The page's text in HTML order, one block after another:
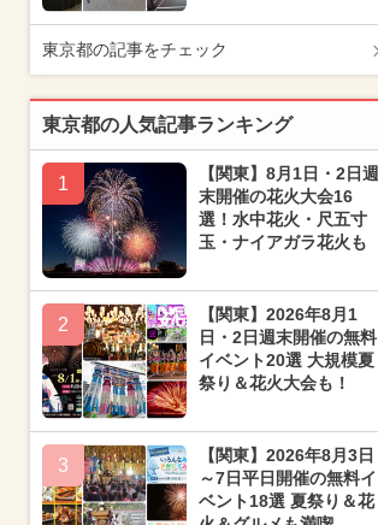
東京都の記事をチェック
東京都の人気記事ランキング
1
【関東】8月1日・2日週
末開催の花火大会16
選！水中花火・尺五寸
玉・ナイアガラ花火も
2
【関東】2026年8月1
日・2日週末開催の無料
イベント20選 大規模夏
祭り＆花火大会も！
3
【関東】2026年8月3日
～7日平日開催の無料イ
ベント18選 夏祭り＆花